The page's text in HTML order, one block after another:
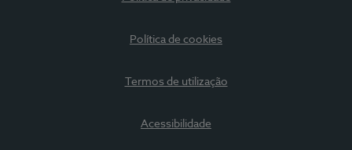
Política de cookies
Termos de utilização
Acessibilidade